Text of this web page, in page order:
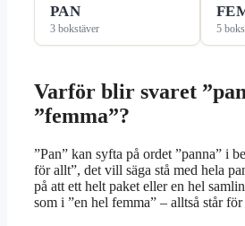
PAN
3 bokstäver 5
Varför blir svaret
”femma”?
”Pan” kan syfta på ordet ”panna” i
för allt”, det vill säga stå med hela
på att ett helt paket eller en hel
som i ”en hel femma” – alltså står